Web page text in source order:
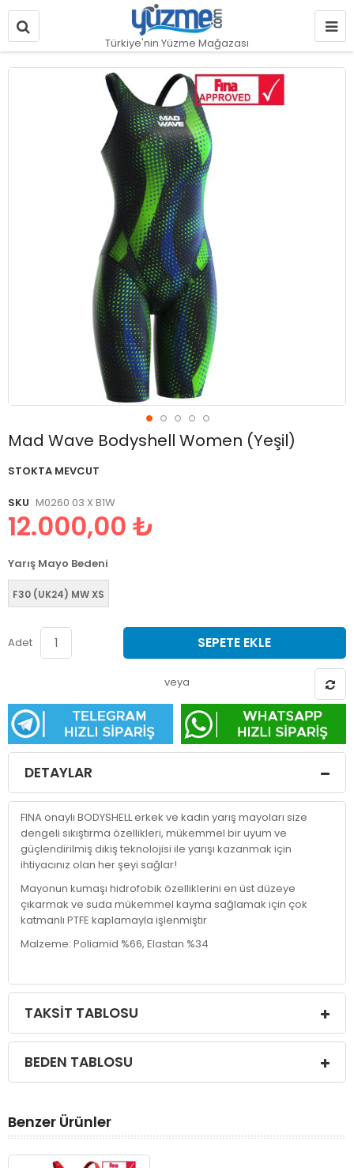
Türkiye'nin Yüzme Mağazası
Mad Wave Bodyshell Women (Yeşil)
STOKTA MEVCUT
SKU M0260 03 X B1W
12.000,00 ₺
Yarış Mayo Bedeni
F30 (UK24) MW XS
Adet SEPETE EKLE
veya
Resim
Resim
başlangıcına
DETAYLAR
FINA onaylı BODYSHELL erkek ve kadın yarış mayoları size
dengeli sıkıştırma özellikleri, mükemmel bir uyum ve
güçlendirilmiş dikiş teknolojisi ile yarışı kazanmak için
ihtiyacınız olan her şeyi sağlar!
Mayonun kumaşı hidrofobik özelliklerini en üst düzeye
çıkarmak ve suda mükemmel kayma sağlamak için çok
katmanlı PTFE kaplamayla işlenmiştir
Malzeme: Poliamid %66, Elastan %34
TAKSIT TABLOSU
BEDEN TABLOSU
Benzer Ürünler